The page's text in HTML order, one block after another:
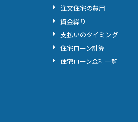
注文住宅の費用
資金繰り
支払いのタイミング
住宅ローン計算
住宅ローン金利一覧